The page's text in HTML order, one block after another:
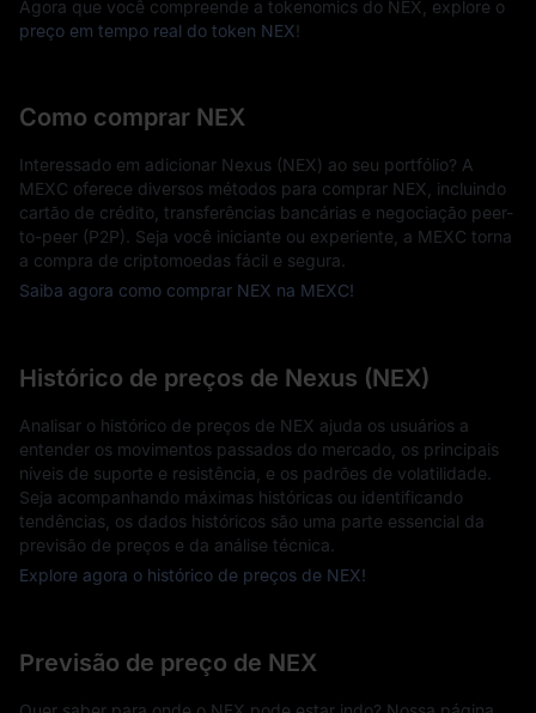
Agora que você compreende a tokenomics do NEX, explore o
preço em tempo real do token NEX!
Como comprar NEX
Interessado em adicionar Nexus (NEX) ao seu portfólio? A
MEXC oferece diversos métodos para comprar NEX, incluindo
cartão de crédito, transferências bancárias e negociação peer-
to-peer (P2P). Seja você iniciante ou experiente, a MEXC torna
a compra de criptomoedas fácil e segura.
Saiba agora como comprar NEX na MEXC!
Histórico de preços de Nexus (NEX)
Analisar o histórico de preços de NEX ajuda os usuários a
entender os movimentos passados do mercado, os principais
níveis de suporte e resistência, e os padrões de volatilidade.
Seja acompanhando máximas históricas ou identificando
tendências, os dados históricos são uma parte essencial da
previsão de preços e da análise técnica.
Explore agora o histórico de preços de NEX!
Previsão de preço de NEX